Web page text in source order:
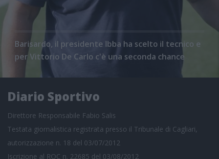
Barisardo, il presidente Ibba ha scelto il tecnico e
per Vittorio De Carlo c'è una seconda chance
Diario Sportivo
Direttore Responsabile Fabio Salis
Testata giornalistica registrata presso il Tribunale di Cagliari,
autorizzazione n. 18 del 03/07/2012
Iscrizione al ROC n. 22685 del 03/08/2012